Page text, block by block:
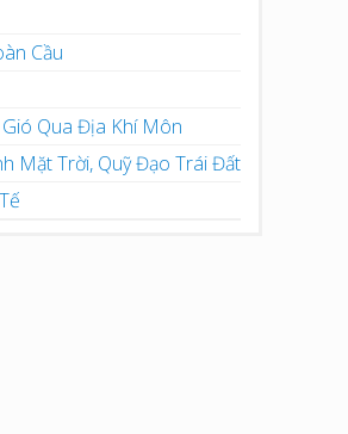
Cầu
Qua Địa Khí Môn
Mặt Trời, Quỹ Đạo Trái Đất